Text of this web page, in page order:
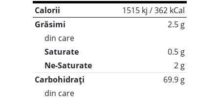
Calorii
1515 kj / 362 kCal
Grăsimi
2.5 g
din care
Saturate
0.5 g
Ne-Saturate
2 g
Carbohidrați
69.9 g
din care